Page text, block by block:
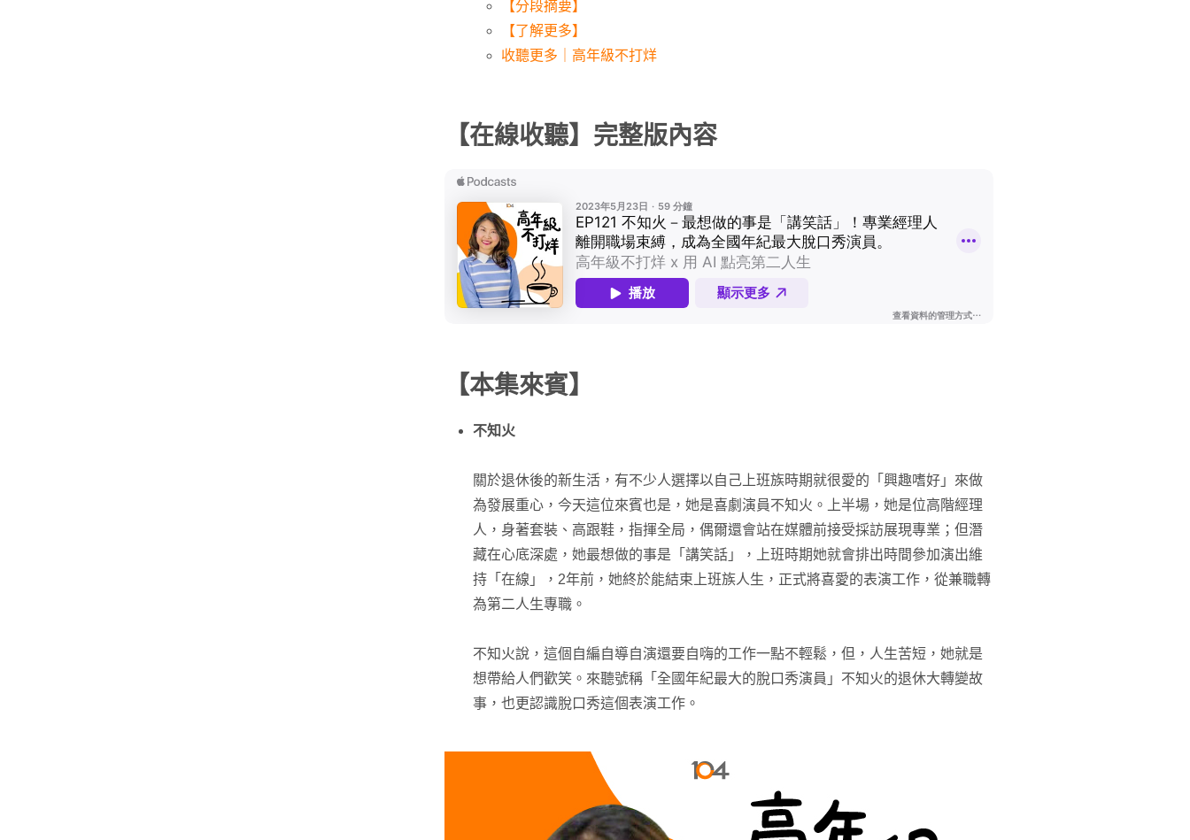
【分段摘要】
【了解更多】
收聽更多｜高年級不打烊
【在線收聽】完整版內容
【本集來賓】
不知火
關於退休後的新生活，有不少人選擇以自己上班族時期就很愛的「興趣嗜好」來做
為發展重心，今天這位來賓也是，她是喜劇演員不知火。上半場，她是位高階經理
人，身著套裝、高跟鞋，指揮全局，偶爾還會站在媒體前接受採訪展現專業；但潛
藏在心底深處，她最想做的事是「講笑話」，上班時期她就會排出時間參加演出維
持「在線」，2年前，她終於能結束上班族人生，正式將喜愛的表演工作，從兼職轉
為第二人生專職。
不知火說，這個自編自導自演還要自嗨的工作一點不輕鬆，但，人生苦短，她就是
想帶給人們歡笑。來聽號稱「全國年紀最大的脫口秀演員」不知火的退休大轉變故
事，也更認識脫口秀這個表演工作。